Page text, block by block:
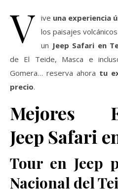
V ive una experiencia
los paisajes
un Jeep Safari en
de El Teide, Masca e
Gomera… reserva ahora tu
precio.
Mejores
Jeep Safari
Tour en Jeep
Nacional del